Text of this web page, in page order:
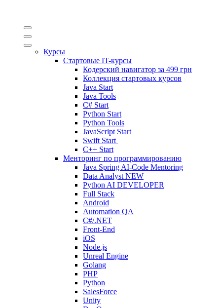
Курсы
Стартовые IT-курсы
Кодерский навигатор за 499 грн
Коллекция стартовых курсов
Java Start
Java Tools
C# Start
Python Start
Python Tools
JavaScript Start
Swift Start
C++ Start
Менторинг по программированию
Java Spring AI-Code Mentoring
Data Analyst NEW
Python AI DEVELOPER
Full Stack
Android
Automation QA
C#/.NET
Front-End
iOS
Node.js
Unreal Engine
Golang
PHP
Python
SalesForce
Unity